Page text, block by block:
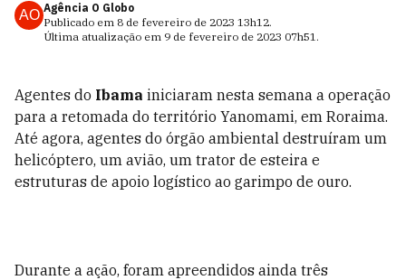
AO Agência O Globo
Publicado em 8 de fevereiro de 2023 13h12.
Última atualização em 9 de fevereiro de 2023 07h51.
Agentes do Ibama iniciaram nesta semana a operação
para a retomada do território Yanomami, em Roraima.
Até agora, agentes do órgão ambiental destruíram um
helicóptero, um avião, um trator de esteira e
estruturas de apoio logístico ao garimpo de ouro.
Durante a ação, foram apreendidos ainda três